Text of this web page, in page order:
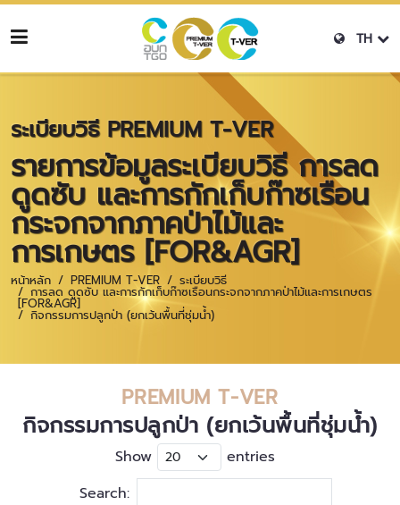
TH
ระเบียบวิธี PREMIUM T-VER
รายการข้อมูลระเบียบวิธี การลด
ดูดซับ และการกักเก็บก๊าซเรือน
กระจกจากภาคป่าไม้และ
การเกษตร [FOR&AGR]
หน้าหลัก PREMIUM T-VER ระเบียบวิธี
การลด ดูดซับ และการกักเก็บก๊าซเรือนกระจกจากภาคป่าไม้และการเกษตร
[FOR&AGR]
กิจกรรมการปลูกป่า (ยกเว้นพื้นที่ชุ่มน้ำ)
PREMIUM T-VER
กิจกรรมการปลูกป่า (ยกเว้นพื้นที่ชุ่มน้ำ)
Show
entries
Search: